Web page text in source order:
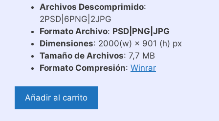
Archivos Descomprimido:
2PSD|6PNG|2JPG
Formato Archivo: PSD|PNG|JPG
Dimensiones: 2000(w) × 901 (h) px
Tamaño de Archivos: 7,7 MB
Formato Compresión: Winrar
Plantillas
Tazas
Añadir al carrito